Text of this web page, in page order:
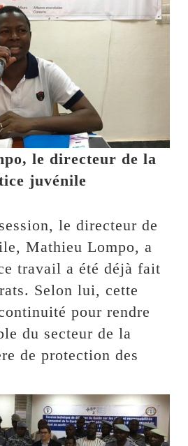
le directeur de la
juvénile
le directeur de
Mathieu Lompo, a
travail a été déjà fait
Selon lui, cette
pour rendre
du secteur de la
de protection des